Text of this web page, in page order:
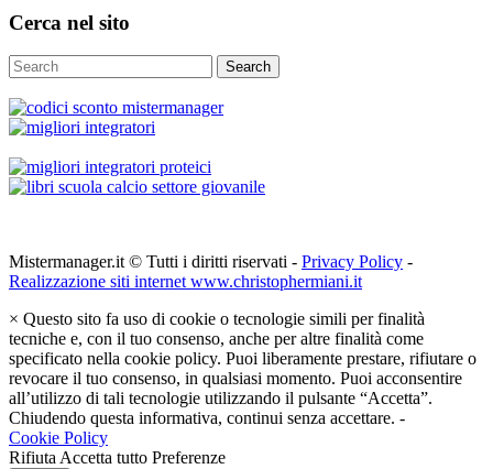
Cerca nel sito
Search
Mistermanager.it © Tutti i diritti riservati - Privacy Policy -
Realizzazione siti internet www.christophermiani.it
× Questo sito fa uso di cookie o tecnologie simili per finalità
tecniche e, con il tuo consenso, anche per altre finalità come
specificato nella cookie policy. Puoi liberamente prestare, rifiutare o
revocare il tuo consenso, in qualsiasi momento. Puoi acconsentire
all’utilizzo di tali tecnologie utilizzando il pulsante “Accetta”.
Chiudendo questa informativa, continui senza accettare. -
Cookie Policy
Rifiuta Accetta tutto Preferenze